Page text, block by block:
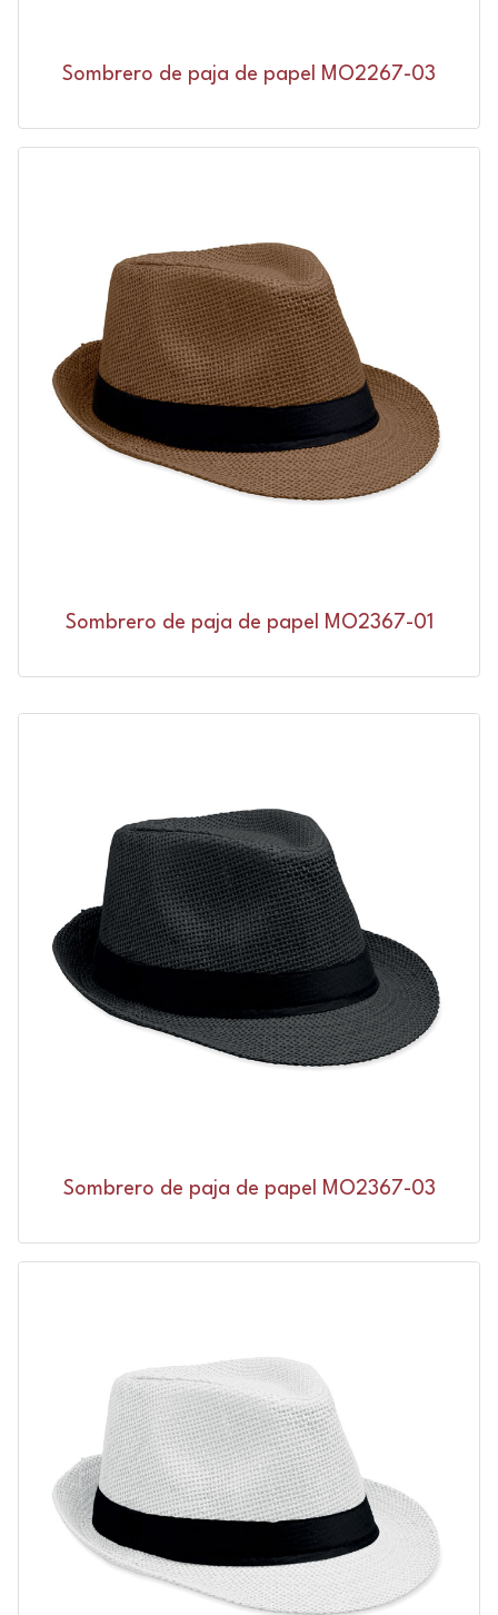
Sombrero de paja de papel MO2267-03
Sombrero de paja de papel MO2367-01
Sombrero de paja de papel MO2367-03